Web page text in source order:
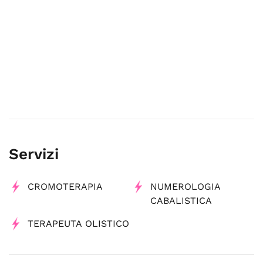
Servizi
CROMOTERAPIA
NUMEROLOGIA
CABALISTICA
TERAPEUTA OLISTICO